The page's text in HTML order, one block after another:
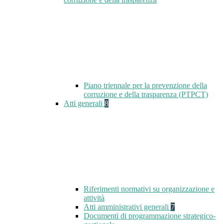
Piano triennale per la prevenzione della
corruzione e della trasparenza (PTPCT)
Atti generali 8
Riferimenti normativi su organizzazione e
attività
Atti amministrativi generali 7
Documenti di programmazione strategico-